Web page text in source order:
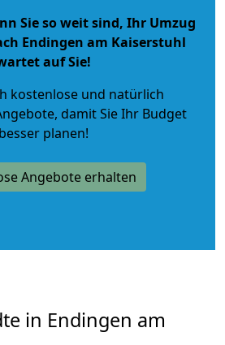
Sie so weit sind, Ihr Umzug
Endingen am Kaiserstuhl
auf Sie!
kostenlose und natürlich
, damit Sie Ihr Budget
besser planen!
Angebote erhalten
in Endingen am